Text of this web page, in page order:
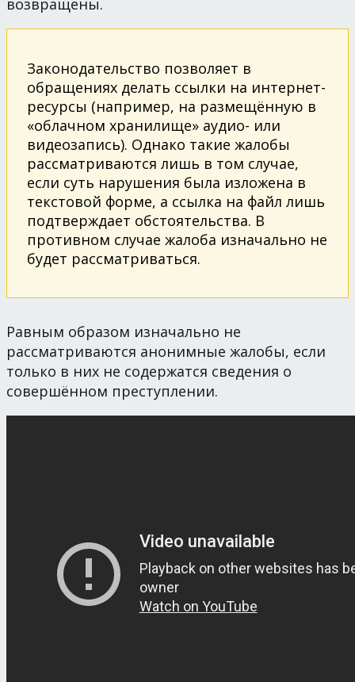
возвращены.
Законодательство позволяет в
обращениях делать ссылки на интернет-
ресурсы (например, на размещённую в
«облачном хранилище» аудио- или
видеозапись). Однако такие жалобы
рассматриваются лишь в том случае,
если суть нарушения была изложена в
текстовой форме, а ссылка на файл лишь
подтверждает обстоятельства. В
противном случае жалоба изначально не
будет рассматриваться.
Равным образом изначально не
рассматриваются анонимные жалобы, если
только в них не содержатся сведения о
совершённом преступлении.